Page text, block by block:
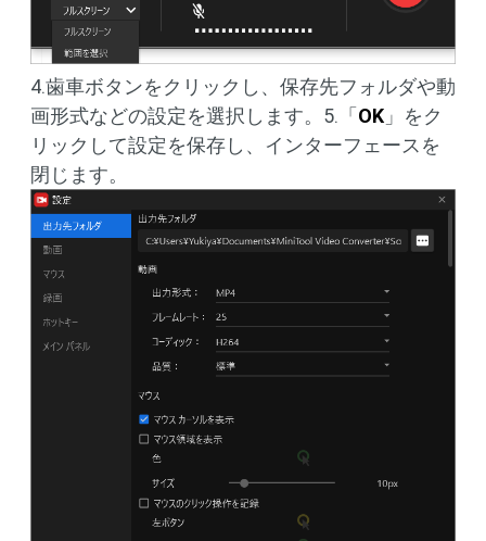
4.歯車ボタンをクリックし、保存先フォルダや動
画形式などの設定を選択します。5.「 OK 」をク
リックして設定を保存し、インターフェースを
閉じます。